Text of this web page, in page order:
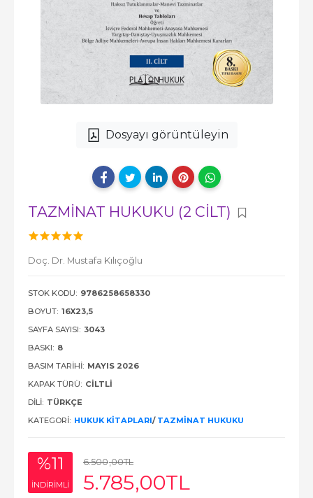
Dosyayı görüntüleyin
TAZMİNAT HUKUKU (2 CİLT)
Doç. Dr. Mustafa Kılıçoğlu
STOK KODU: 9786258658330
BOYUT: 16X23,5
SAYFA SAYISI: 3043
BASKI: 8
BASIM TARIHI: MAYIS 2026
KAPAK TÜRÜ: CİLTLİ
DILI: TÜRKÇE
KATEGORI: HUKUK KITAPLARI/ TAZMINAT HUKUKU
%11
INDIRIMLI
6.500,00TL
5.785,00TL